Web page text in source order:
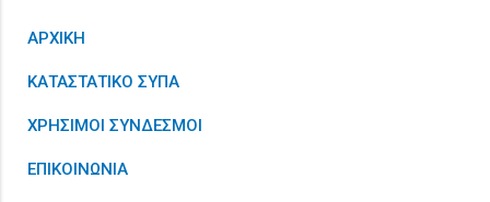
ΑΡΧΙΚΗ
ΚΑΤΑΣΤΑΤΙΚΟ ΣΥΠΑ
ΧΡΗΣΙΜΟΙ ΣΥΝΔΕΣΜΟΙ
ΕΠΙΚΟΙΝΩΝΙΑ